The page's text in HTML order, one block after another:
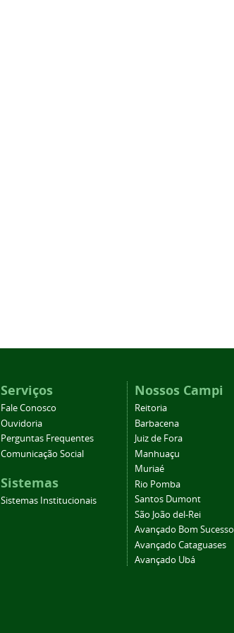
Serviços
Fale Conosco
Ouvidoria
Perguntas Frequentes
Comunicação Social
Sistemas
Sistemas Institucionais
Nossos Campi
Reitoria
Barbacena
Juiz de Fora
Manhuaçu
Muriaé
Rio Pomba
Santos Dumont
São João del-Rei
Avançado Bom Sucesso
Avançado Cataguases
Avançado Ubá